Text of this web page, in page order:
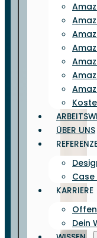
ÜBER UNS
Case
KARRIERE
Dein